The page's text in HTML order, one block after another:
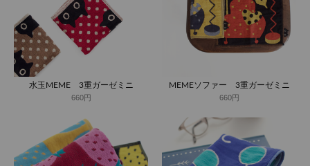
水玉MEME 3重ガーゼミニ
660円
MEMEソファー 3重ガーゼミニ
660円